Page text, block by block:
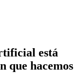
está
que hacemos